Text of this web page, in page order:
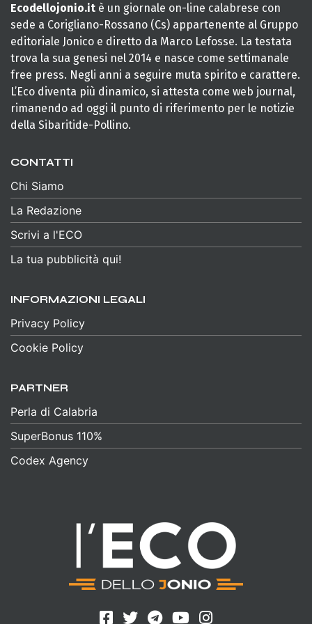
Ecodellojonio.it è un giornale on-line calabrese con
sede a Corigliano-Rossano (Cs) appartenente al Gruppo
editoriale Jonico e diretto da Marco Lefosse. La testata
trova la sua genesi nel 2014 e nasce come settimanale
free press. Negli anni a seguire muta spirito e carattere.
L’Eco diventa più dinamico, si attesta come web journal,
rimanendo ad oggi il punto di riferimento per le notizie
della Sibaritide-Pollino.
CONTATTI
Chi Siamo
La Redazione
Scrivi a l'ECO
La tua pubblicità qui!
INFORMAZIONI LEGALI
Privacy Policy
Cookie Policy
PARTNER
Perla di Calabria
SuperBonus 110%
Codex Agency